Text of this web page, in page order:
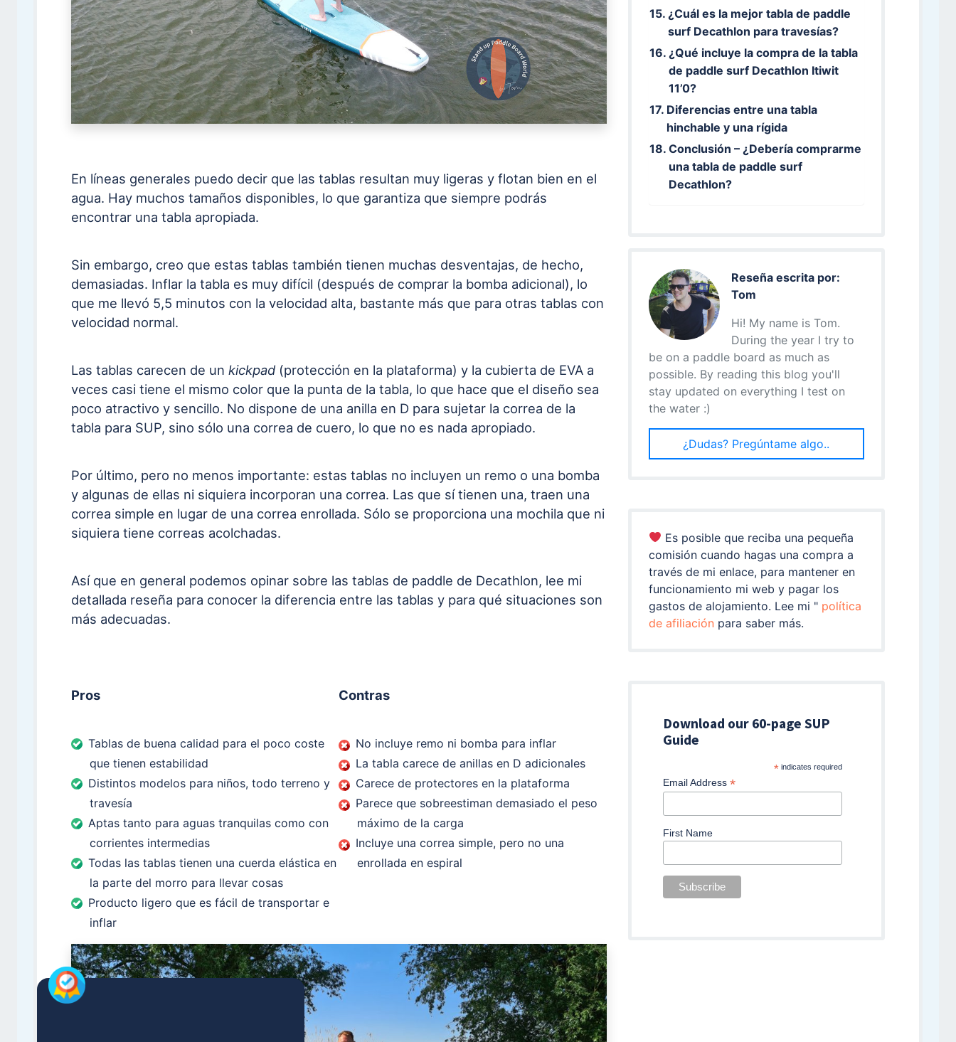
En líneas generales puedo decir que las tablas resultan muy ligeras y flotan bien en el
agua. Hay muchos tamaños disponibles, lo que garantiza que siempre podrás
encontrar una tabla apropiada.
Sin embargo, creo que estas tablas también tienen muchas desventajas, de hecho,
demasiadas. Inflar la tabla es muy difícil (después de comprar la bomba adicional), lo
que me llevó 5,5 minutos con la velocidad alta, bastante más que para otras tablas con
velocidad normal.
Las tablas carecen de un kickpad (protección en la plataforma) y la cubierta de EVA a
veces casi tiene el mismo color que la punta de la tabla, lo que hace que el diseño sea
poco atractivo y sencillo. No dispone de una anilla en D para sujetar la correa de la
tabla para SUP, sino sólo una correa de cuero, lo que no es nada apropiado.
Por último, pero no menos importante: estas tablas no incluyen un remo o una bomba
y algunas de ellas ni siquiera incorporan una correa. Las que sí tienen una, traen una
correa simple en lugar de una correa enrollada. Sólo se proporciona una mochila que ni
siquiera tiene correas acolchadas.
Así que en general podemos opinar sobre las tablas de paddle de Decathlon, lee mi
detallada reseña para conocer la diferencia entre las tablas y para qué situaciones son
más adecuadas.
Pros
Tablas de buena calidad para el poco coste
que tienen estabilidad
Distintos modelos para niños, todo terreno y
travesía
Aptas tanto para aguas tranquilas como con
corrientes intermedias
Todas las tablas tienen una cuerda elástica en
la parte del morro para llevar cosas
Producto ligero que es fácil de transportar e
inflar
Contras
No incluye remo ni bomba para inflar
La tabla carece de anillas en D adicionales
Carece de protectores en la plataforma
Parece que sobreestiman demasiado el peso
máximo de la carga
Incluye una correa simple, pero no una
enrollada en espiral
¿Cuál es la mejor tabla de paddle
surf Decathlon para travesías?
¿Qué incluye la compra de la tabla
de paddle surf Decathlon Itiwit
11’0?
Diferencias entre una tabla
hinchable y una rígida
Conclusión – ¿Debería comprarme
una tabla de paddle surf
Decathlon?
Reseña escrita por:
Tom
Hi! My name is Tom.
During the year I try to
be on a paddle board as much as
possible. By reading this blog you'll
stay updated on everything I test on
the water :)
¿Dudas? Pregúntame algo..
Es posible que reciba una pequeña
comisión cuando hagas una compra a
través de mi enlace, para mantener en
funcionamiento mi web y pagar los
gastos de alojamiento. Lee mi " política
de afiliación para saber más.
Download our 60-page SUP
Guide
* indicates required
Email Address *
First Name